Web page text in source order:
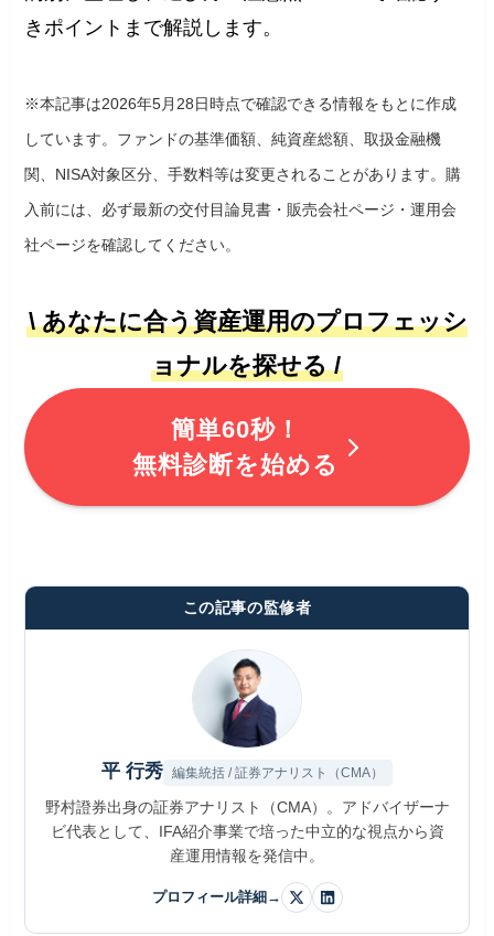
きポイントまで解説します。
※本記事は2026年5月28日時点で確認できる情報をもとに作成
しています。ファンドの基準価額、純資産総額、取扱金融機
関、NISA対象区分、手数料等は変更されることがあります。購
入前には、必ず最新の交付目論見書・販売会社ページ・運用会
社ページを確認してください。
\ あなたに合う資産運用のプロフェッシ
ョナルを探せる /
簡単60秒！
無料診断を始める
この記事の監修者
平 行秀 編集統括 / 証券アナリスト（CMA）
野村證券出身の証券アナリスト（CMA）。アドバイザーナ
ビ代表として、IFA紹介事業で培った中立的な視点から資
産運用情報を発信中。
プロフィール詳細→